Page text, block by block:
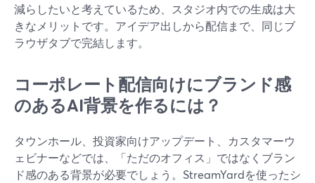
減らしたいと考えているため、スタジオ内での生成は大
きなメリットです。アイデア出しから配信まで、同じブ
ラウザタブで完結します。
コーポレート配信向けにブランド感
のあるAI背景を作るには？
タウンホール、投資家向けアップデート、カスタマーウ
ェビナーなどでは、「ただのオフィス」ではなくブラン
ド感のある背景が必要でしょう。StreamYardを使ったシ